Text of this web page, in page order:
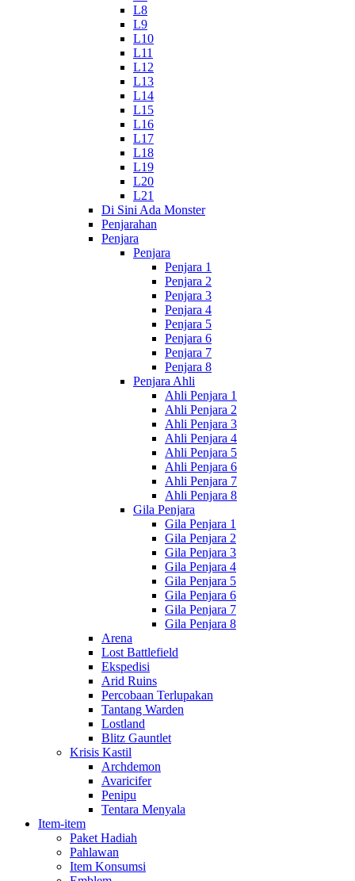
L8
L9
L10
L11
L12
L13
L14
L15
L16
L17
L18
L19
L20
L21
Di Sini Ada Monster
Penjarahan
Penjara
Penjara
Penjara 1
Penjara 2
Penjara 3
Penjara 4
Penjara 5
Penjara 6
Penjara 7
Penjara 8
Penjara Ahli
Ahli Penjara 1
Ahli Penjara 2
Ahli Penjara 3
Ahli Penjara 4
Ahli Penjara 5
Ahli Penjara 6
Ahli Penjara 7
Ahli Penjara 8
Gila Penjara
Gila Penjara 1
Gila Penjara 2
Gila Penjara 3
Gila Penjara 4
Gila Penjara 5
Gila Penjara 6
Gila Penjara 7
Gila Penjara 8
Arena
Lost Battlefield
Ekspedisi
Arid Ruins
Percobaan Terlupakan
Tantang Warden
Lostland
Blitz Gauntlet
Krisis Kastil
Archdemon
Avaricifer
Penipu
Tentara Menyala
Item-item
Paket Hadiah
Pahlawan
Item Konsumsi